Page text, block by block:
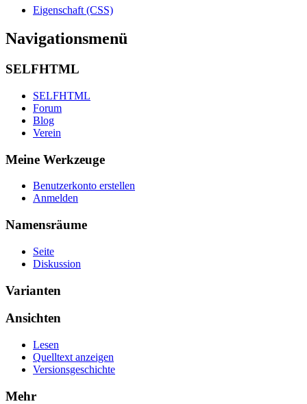
Eigenschaft (CSS)
Navigationsmenü
SELFHTML
SELFHTML
Forum
Blog
Verein
Meine Werkzeuge
Benutzerkonto erstellen
Anmelden
Namensräume
Seite
Diskussion
Varianten
Ansichten
Lesen
Quelltext anzeigen
Versionsgeschichte
Mehr